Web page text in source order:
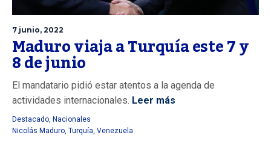
7 junio, 2022
Maduro viaja a Turquía este 7 y
8 de junio
El mandatario pidió estar atentos a la agenda de
actividades internacionales. Leer más
Destacado, Nacionales
Nicolás Maduro, Turquía, Venezuela